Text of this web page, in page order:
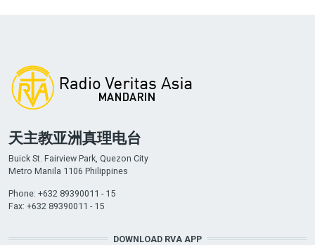
天主教亚洲真理电台
Buick St. Fairview Park, Quezon City
Metro Manila 1106 Philippines
Phone: +632 89390011 - 15
Fax: +632 89390011 - 15
DOWNLOAD RVA APP